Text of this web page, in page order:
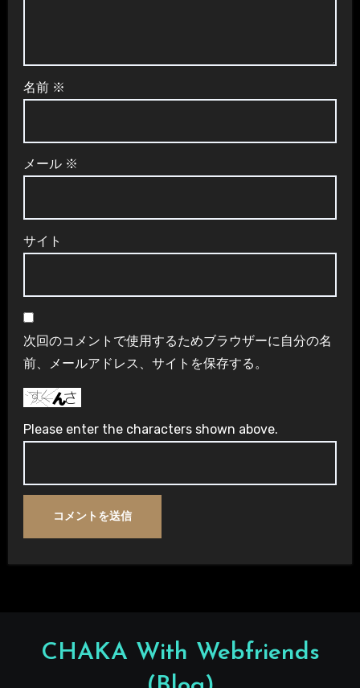
名前 ※
メール ※
サイト
次回のコメントで使用するためブラウザーに自分の名
前、メールアドレス、サイトを保存する。
Please enter the characters shown above.
CHAKA With Webfriends